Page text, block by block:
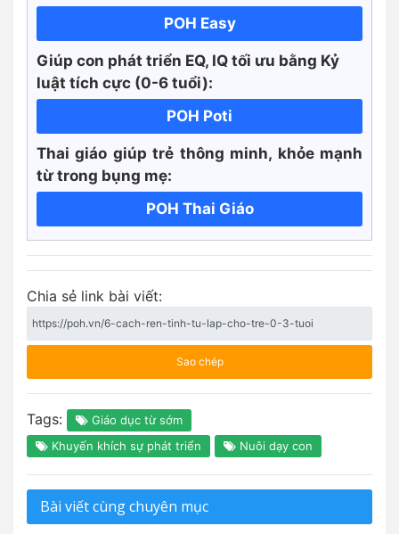
POH Easy
Giúp con phát triển EQ, IQ tối ưu bằng Kỷ
luật tích cực (0-6 tuổi):
POH Poti
Thai giáo giúp trẻ thông minh, khỏe mạnh
từ trong bụng mẹ:
POH Thai Giáo
Chia sẻ link bài viết:
Sao chép
Tags:
Giáo dục từ sớm
Khuyến khích sự phát triển
Nuôi dạy con
Bài viết cùng chuyên mục